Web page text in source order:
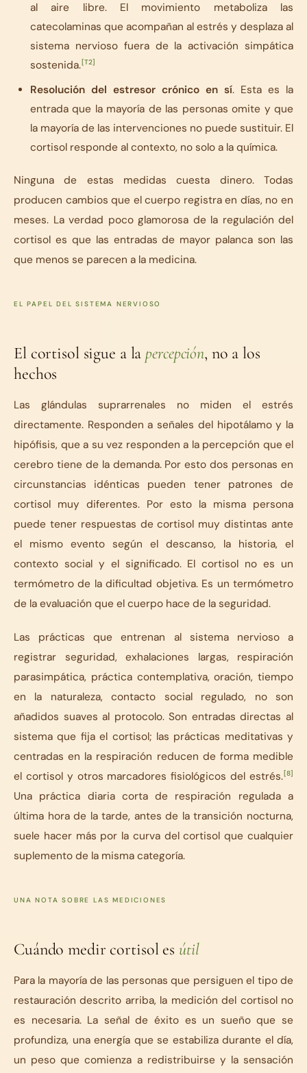
al aire libre. El movimiento metaboliza las
catecolaminas que acompañan al estrés y desplaza al
sistema nervioso fuera de la activación simpática
sostenida.[T2]
Resolución del estresor crónico en sí. Esta es la
entrada que la mayoría de las personas omite y que
la mayoría de las intervenciones no puede sustituir. El
cortisol responde al contexto, no solo a la química.
Ninguna de estas medidas cuesta dinero. Todas
producen cambios que el cuerpo registra en días, no en
meses. La verdad poco glamorosa de la regulación del
cortisol es que las entradas de mayor palanca son las
que menos se parecen a la medicina.
EL PAPEL DEL SISTEMA NERVIOSO
El cortisol sigue a lapercepción, no a los
hechos
Las glándulas suprarrenales no miden el estrés
directamente. Responden a señales del hipotálamo y la
hipófisis, que a su vez responden a la percepción que el
cerebro tiene de la demanda. Por esto dos personas en
circunstancias idénticas pueden tener patrones de
cortisol muy diferentes. Por esto la misma persona
puede tener respuestas de cortisol muy distintas ante
el mismo evento según el descanso, la historia, el
contexto social y el significado. El cortisol no es un
termómetro de la dificultad objetiva. Es un termómetro
de la evaluación que el cuerpo hace de la seguridad.
Las prácticas que entrenan al sistema nervioso a
registrar seguridad, exhalaciones largas, respiración
parasimpática, práctica contemplativa, oración, tiempo
en la naturaleza, contacto social regulado, no son
añadidos suaves al protocolo. Son entradas directas al
sistema que fija el cortisol; las prácticas meditativas y
centradas en la respiración reducen de forma medible
el cortisol y otros marcadores fisiológicos del estrés.[8]
Una práctica diaria corta de respiración regulada a
última hora de la tarde, antes de la transición nocturna,
suele hacer más por la curva del cortisol que cualquier
suplemento de la misma categoría.
UNA NOTA SOBRE LAS MEDICIONES
Cuándo medir cortisol es útil
Para la mayoría de las personas que persiguen el tipo de
restauración descrito arriba, la medición del cortisol no
es necesaria. La señal de éxito es un sueño que se
profundiza, una energía que se estabiliza durante el día,
un peso que comienza a redistribuirse y la sensación